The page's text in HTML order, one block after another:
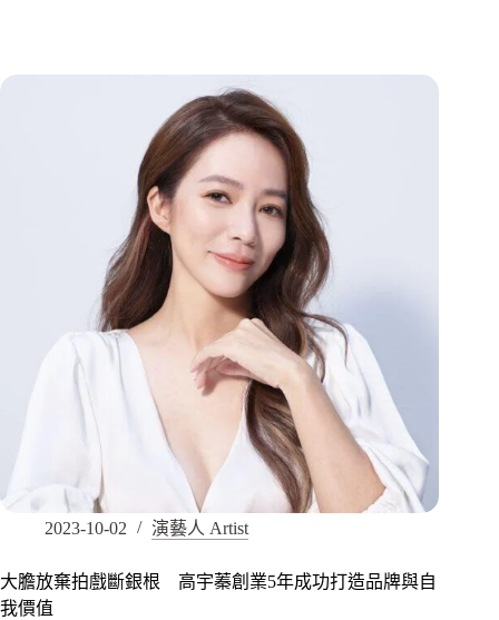
2023-10-02 演藝人 Artist
大膽放棄拍戲斷銀根 高宇蓁創業5年成功打造品牌與自
我價值